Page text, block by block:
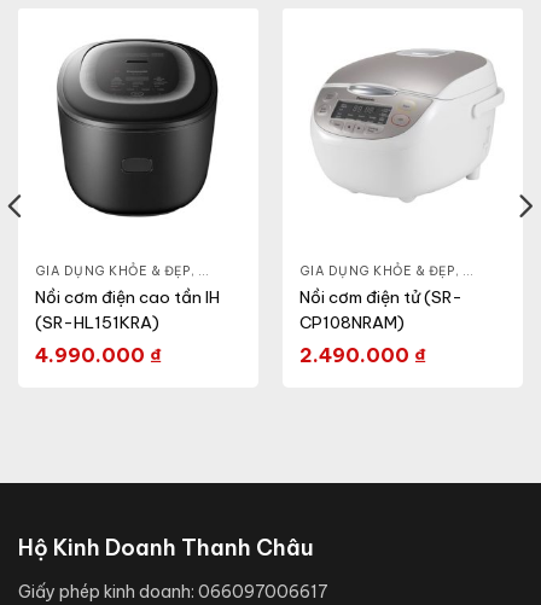
GIA DỤNG KHỎE & ĐẸP, NỒI - ẤM - CA - BÌNH, NỒI CƠM ĐIỆN
Nồi cơm điện cao tần IH
(SR-HL151KRA)
4.990.000 ₫
GIA DỤNG KHỎE & ĐẸP, NỒI - ẤM -
Nồi cơm điện tử (SR-
CP108NRAM)
2.490.000 ₫
& ĐẸP,NỒI - ẤM - CA - BÌNH
Hộ Kinh Doanh Thanh Châu
Giấy phép kinh doanh: 066097006617